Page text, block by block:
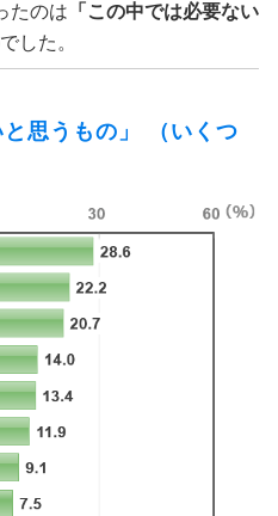
たのは 「この中では必要ない
した。
思うもの」 （いくつ